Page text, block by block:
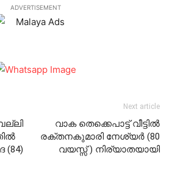
ADVERTISEMENT
(84)
Next article
വാക തെക്കെപാട്ട് വീട്ടില്‍
രക്തനകുമാരി നേശ്യര്‍ (80
വയസ്സ് ) നിര്യാതയായി